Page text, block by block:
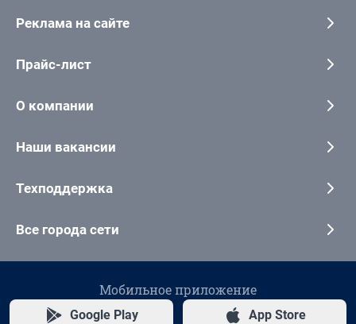
Реклама на сайте
Прайс-лист
О компании
Наши вакансии
Техподдержка
Все города сети
Мобильное приложение
Google Play App Store